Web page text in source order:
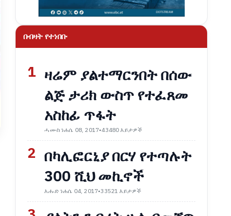
በብዛት የተነበቡ
1 ዛሬም ያልተማርንበት በሰው
ልጅ ታሪክ ውስጥ የተፈጸመ
አስከፊ ጥፋት
ሓሙስ ነሐሴ 08, 2017•43480 እይታዎች
2 በካሊፎርኒያ በርሃ የተጣሉት
300 ሺህ መኪኖች
እሑድ ነሐሴ 04, 2017•33521 እይታዎች